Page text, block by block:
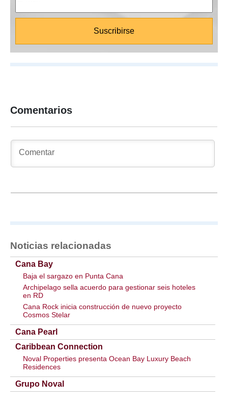
Comentarios
Noticias relacionadas
Cana Bay
Baja el sargazo en Punta Cana
Archipelago sella acuerdo para gestionar seis hoteles
en RD
Cana Rock inicia construcción de nuevo proyecto
Cosmos Stelar
Cana Pearl
Caribbean Connection
Noval Properties presenta Ocean Bay Luxury Beach
Residences
Grupo Noval